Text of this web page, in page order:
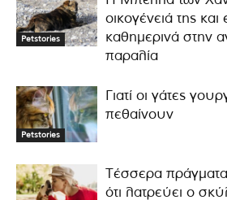
Petstories
οικογένειά της και
καθημερινά στην
παραλία
Petstories
Γιατί οι γάτες
πεθαίνουν
Τέσσερα
ότι λατρεύει ο